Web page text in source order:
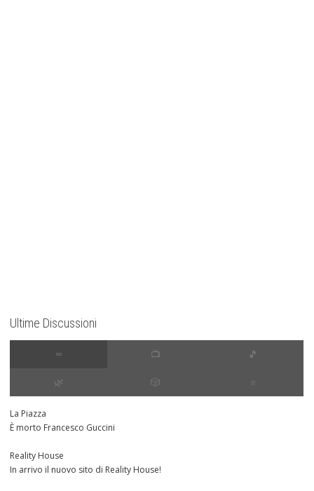
Ultime Discussioni
∞ 📺 🎵
🌿 🎲 ⭐️
La Piazza
È morto Francesco Guccini
Reality House
In arrivo il nuovo sito di Reality House!